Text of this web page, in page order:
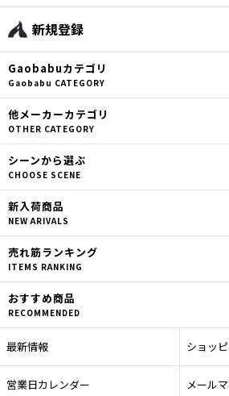
ロゴス(LOGOS)
【ヤエンロッド】
【ヤエン釣り用品】
【エギ】
【エギングロッド】
【エギング用品】
【ロッドカバー】
【セット商品】
【ウエア】
【その他】
新規登録
Gaobabuカテゴリ
Gaobabu CATEGORY
他メーカーカテゴリ
OTHER CATEGORY
シーンから選ぶ
CHOOSE SCENE
新入荷商品
NEW ARIVALS
売れ筋ランキング
ITEMS RANKING
おすすめ商品
RECOMMENDED
最新情報 ショッ
営業日カレンダー メール